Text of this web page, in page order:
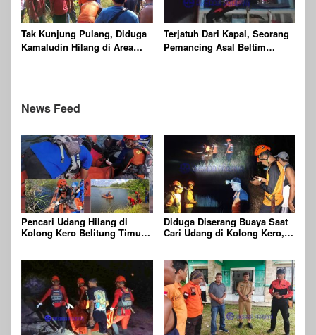
Tak Kunjung Pulang, Diduga
Kamaludin Hilang di Area
Terjatuh Dari Kapal, Seorang
Pemancing Asal Beltim
News Feed
Pencari Udang Hilang di
Kolong Kero Belitung Timur,
Diduga Diserang Buaya Saat
Cari Udang di Kolong Kero,